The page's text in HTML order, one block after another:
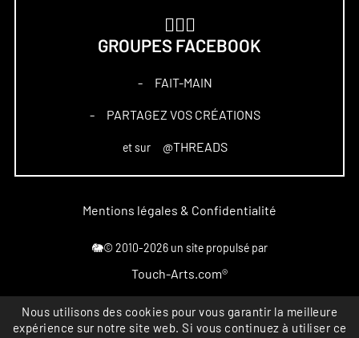
🏋🏻‍♀️
GROUPES FACEBOOK
– FAIT-MAIN
– PARTAGEZ VOS CRÉATIONS
et sur @THREADS
Mentions légales & Confidentialité
🐘© 2010-2026 un site propulsé par
Touch-Arts.com®
Marque déposée
All rights reserved
Nous utilisons des cookies pour vous garantir la meilleure
expérience sur notre site web. Si vous continuez à utiliser ce